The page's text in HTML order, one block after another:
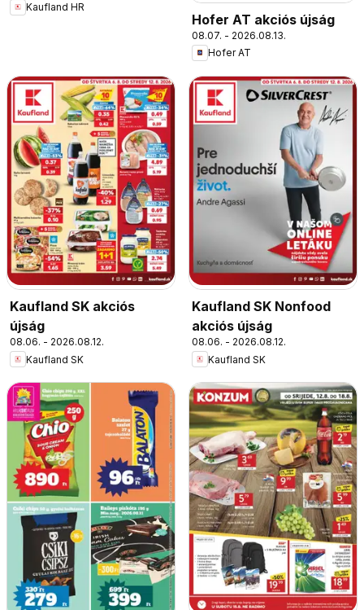
Kaufland HR
Hofer AT akciós újság
08.07. - 2026.08.13.
Hofer AT
Kaufland SK akciós
újság
08.06. - 2026.08.12.
Kaufland SK
Kaufland SK Nonfood
akciós újság
08.06. - 2026.08.12.
Kaufland SK